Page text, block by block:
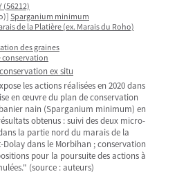
(56212)
Sparganium minimum
de la Platière (ex. Marais du Roho)
des graines
conservation
conservation ex situ
les actions réalisées en 2020 dans
en œuvre du plan de conservation
nain (Sparganium minimum) en
obtenus : suivi des deux micro-
la partie nord du marais de la
Dolay dans le Morbihan ; conservation
pour la poursuite des actions à
(source : auteurs)